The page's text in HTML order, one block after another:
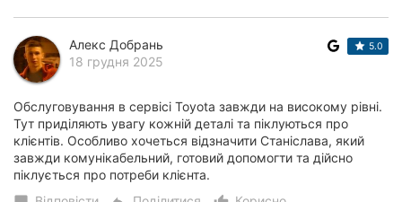
Алекс Добрань
18 грудня 2025
5.0
Обслуговування в сервісі Toyota завжди на високому рівні.
Тут приділяють увагу кожній деталі та піклуються про
клієнтів. Особливо хочеться відзначити Станіслава, який
завжди комунікабельний, готовий допомогти та дійсно
піклується про потреби клієнта.